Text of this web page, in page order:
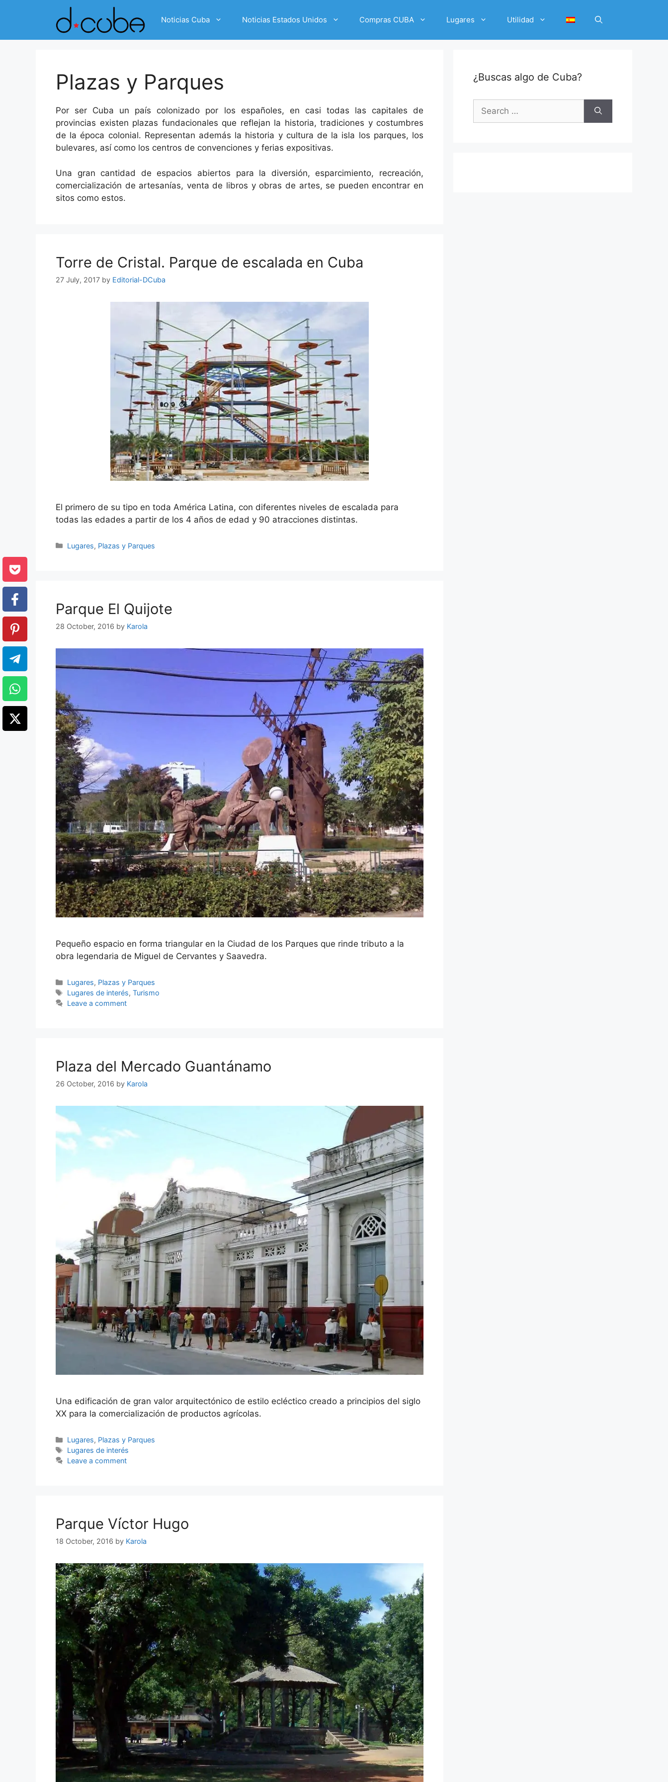
Noticias Cuba Noticias Estados Unidos Compras CUBA Lugares Utilidad
Plazas y Parques
Por ser Cuba un país colonizado por los españoles, en casi todas las capitales de
provincias existen plazas fundacionales que reflejan la historia, tradiciones y costumbres
de la época colonial. Representan además la historia y cultura de la isla los parques, los
bulevares, así como los centros de convenciones y ferias expositivas.
Una gran cantidad de espacios abiertos para la diversión, esparcimiento, recreación,
comercialización de artesanías, venta de libros y obras de artes, se pueden encontrar en
sitos como estos.
Torre de Cristal. Parque de escalada en Cuba
27 July, 2017 by Editorial-DCuba
El primero de su tipo en toda América Latina, con diferentes niveles de escalada para
todas las edades a partir de los 4 años de edad y 90 atracciones distintas.
Categories
Lugares, Plazas y Parques
Parque El Quijote
28 October, 2016 by Karola
Pequeño espacio en forma triangular en la Ciudad de los Parques que rinde tributo a la
obra legendaria de Miguel de Cervantes y Saavedra.
Categories
Lugares, Plazas y Parques
Tags
Lugares de interés,Turismo
Leave a comment
Plaza del Mercado Guantánamo
26 October, 2016 by Karola
Una edificación de gran valor arquitectónico de estilo ecléctico creado a principios del siglo
XX para la comercialización de productos agrícolas.
Categories
Lugares, Plazas y Parques
Tags
Lugares de interés
Leave a comment
Parque Víctor Hugo
18 October, 2016 by Karola
¿Buscas algo de Cuba?
Search
for: